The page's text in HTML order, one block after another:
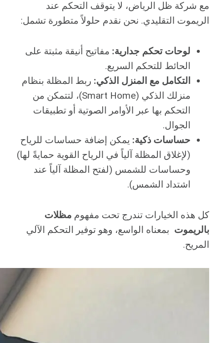
مع شركة ظل الرياض، لا يتوقف التحكم عند
الريموت التقليدي. نحن نقدم حلولاً متطورة تشمل:
لوحات تحكم جدارية: مفاتيح أنيقة مثبتة على
الحائط للتحكم السريع.
التكامل مع المنزل الذكي: ربط المظلة بنظام
منزلك الذكي (Smart Home)، لتتمكن من
التحكم بها عبر الأوامر الصوتية أو تطبيقات
الجوال.
حساسات ذكية: يمكن إضافة حساسات للرياح
(لإغلاق المظلة آلياً في الرياح القوية حمايةً لها)
وحساسات للشمس (لفتح المظلة آلياً عند
اشتداد الشمس).
كل هذه الخيارات تندرج تحت مفهوم مظلات
بالريموت بمعناه الواسع، وهو توفير التحكم الآلي
المريح.